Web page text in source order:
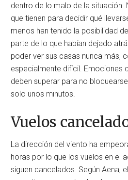
dentro de lo malo de la situación.
que tienen para decidir qué
menos han tenido la posibilidad
parte de lo que habían dejado
poder ver sus casas nunca más,
especialmente difícil. Emociones
deben superar para no
solo unos minutos.
Vuelos
La dirección del viento ha
horas por lo que los vuelos en el
siguen cancelados. Según Aena,